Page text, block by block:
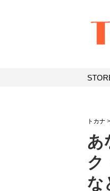
トカナ >
あ
ク
な